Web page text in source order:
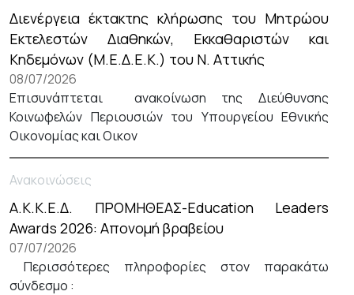
Διενέργεια έκτακτης κλήρωσης του Μητρώου
Εκτελεστών Διαθηκών, Εκκαθαριστών και
Κηδεμόνων (Μ.Ε.Δ.Ε.Κ.) του Ν. Αττικής
08/07/2026
Επισυνάπτεται ανακοίνωση της Διεύθυνσης
Κοινωφελών Περιουσιών του Υπουργείου Εθνικής
Οικονομίας και Οικον
Ανακοινώσεις
Α.Κ.Κ.Ε.Δ. ΠΡΟΜΗΘΕΑΣ-Education Leaders
Awards 2026: Απονομή βραβείου
07/07/2026
Περισσότερες πληροφορίες στον παρακάτω
σύνδεσμο :